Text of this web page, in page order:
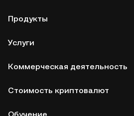
Продукты
Услуги
Коммерческая деятельность
Стоимость криптовалют